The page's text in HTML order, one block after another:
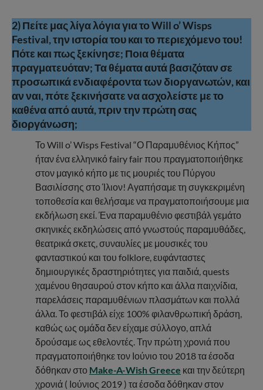
2) Πείτε μας λίγα λόγια για το Will o’ Wisps
Festival, την ιστορία του και το περιεχόμενο του!
Πότε και πως ξεκίνησε; Ποια θέματα
πραγματευόταν; Τα θέματα αυτά βασιζόταν σε
προσωπικά ενδιαφέροντα των διοργανωτών, και
αν ναι, πότε ξεκινήσατε να ασχολείστε με το
καθένα από αυτά, πριν την πρώτη σας
διοργάνωση;
Το Will o’ Wisps Festival “Ο Παραμυθένιος Κήπος”
ήταν ένα ελληνικό fairy fair που πραγματοποιήθηκε
στον μαγικό κήπο με τις μουριές του Πύργου
Βασιλίσσης στο Ίλιον! Αγαπήσαμε τη συγκεκριμένη
τοποθεσία και θελήσαμε να πραγματοποιήσουμε μια
εκδήλωση εκεί. Ένα παραμυθένιο φεστιβάλ γεμάτο
σκηνικές εκδηλώσεις από γνωστούς παραμυθάδες,
θεατρικά σκετς, συναυλίες με μουσικές του
φανταστικού και του folklore, ευφάνταστες
δημιουργικές δραστηριότητες για παιδιά, quests
χαμένου θησαυρού στον κήπο και άλλα παιχνίδια,
παρελάσεις παραμυθένιων πλασμάτων και πολλά
άλλα. Το φεστιβάλ είχε 100% φιλανθρωπική δράση,
καθώς ως ομάδα δεν είχαμε σύλλογο, απλά
δρούσαμε ως εθελοντές. Την πρώτη χρονιά που
πραγματοποιήθηκε τον Ιούνιο του 2018 τα έσοδα
δόθηκαν στο Make-A-Wish Greece και την δεύτερη
χρονιά ( Ιούνιος 2019 ) τα έσοδα δόθηκαν στον